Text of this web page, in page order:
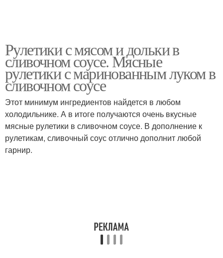
Рулетики с мясом и дольки в
сливочном соусе. Мясные
рулетики с маринованным луком в
сливочном соусе
Этот минимум ингредиентов найдется в любом
холодильнике. А в итоге получаются очень вкусные
мясные рулетики в сливочном соусе. В дополнение к
рулетикам, сливочный соус отлично дополнит любой
гарнир.